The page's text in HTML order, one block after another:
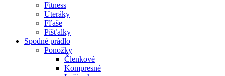
Fitness
Uteráky
Fľaše
Píšťalky
Spodné prádlo
Ponožky
Členkové
Kompresné